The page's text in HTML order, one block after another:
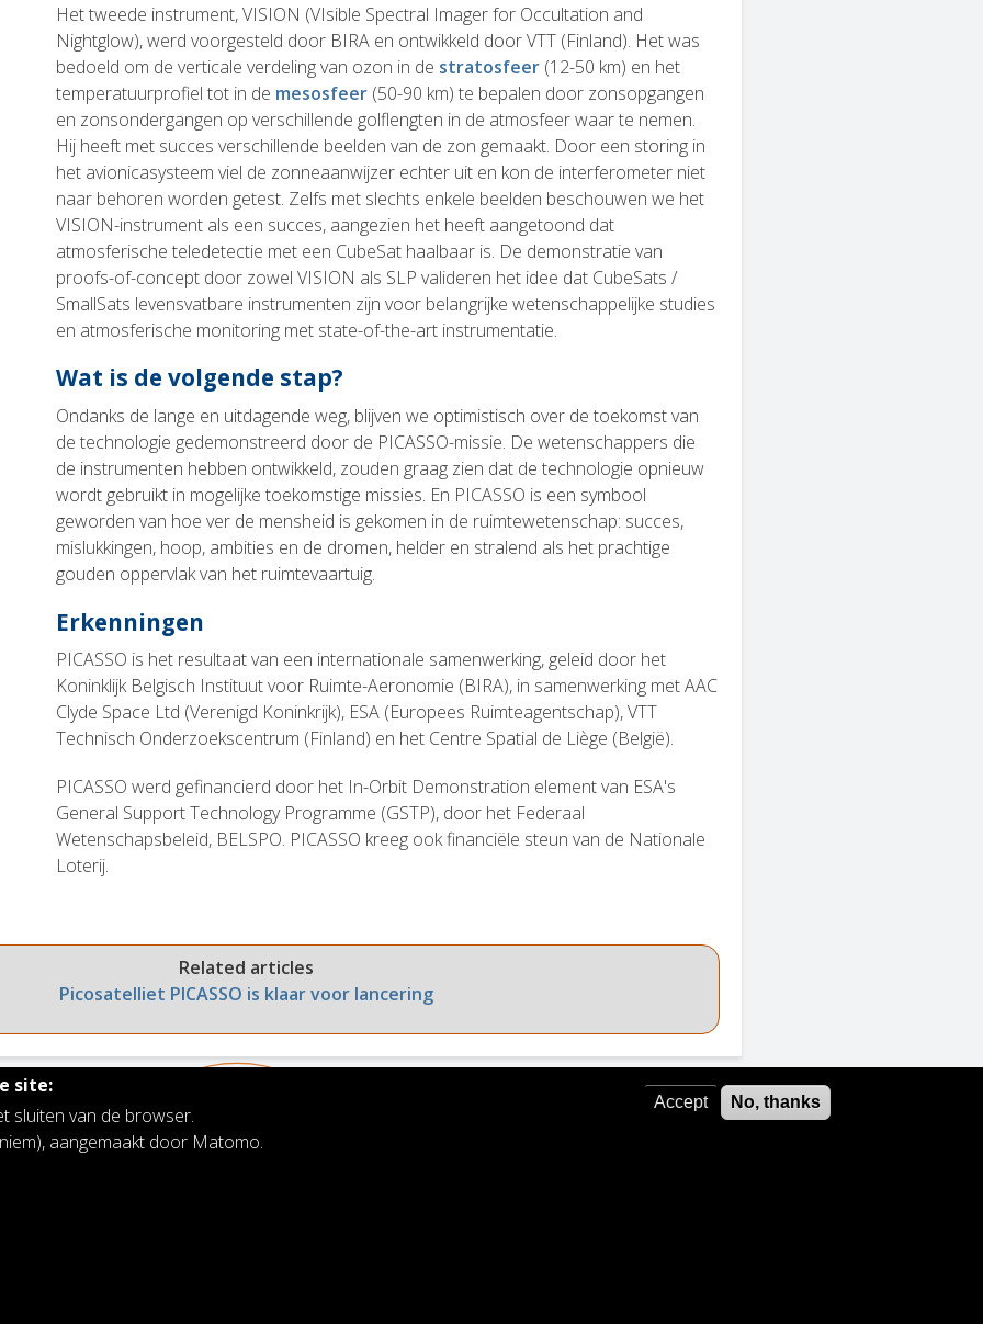
Het tweede instrument, VISION (VIsible Spectral Imager for Occultation and
Nightglow), werd voorgesteld door BIRA en ontwikkeld door VTT (Finland). Het was
bedoeld om de verticale verdeling van ozon in de stratosfeer (12-50 km) en het
temperatuurprofiel tot in de mesosfeer (50-90 km) te bepalen door zonsopgangen
en zonsondergangen op verschillende golflengten in de atmosfeer waar te nemen.
Hij heeft met succes verschillende beelden van de zon gemaakt. Door een storing in
het avionicasysteem viel de zonneaanwijzer echter uit en kon de interferometer niet
naar behoren worden getest. Zelfs met slechts enkele beelden beschouwen we het
VISION-instrument als een succes, aangezien het heeft aangetoond dat
atmosferische teledetectie met een CubeSat haalbaar is. De demonstratie van
proofs-of-concept door zowel VISION als SLP valideren het idee dat CubeSats /
SmallSats levensvatbare instrumenten zijn voor belangrijke wetenschappelijke studies
en atmosferische monitoring met state-of-the-art instrumentatie.
Wat is de volgende stap?
Ondanks de lange en uitdagende weg, blijven we optimistisch over de toekomst van
de technologie gedemonstreerd door de PICASSO-missie. De wetenschappers die
de instrumenten hebben ontwikkeld, zouden graag zien dat de technologie opnieuw
wordt gebruikt in mogelijke toekomstige missies. En PICASSO is een symbool
geworden van hoe ver de mensheid is gekomen in de ruimtewetenschap: succes,
mislukkingen, hoop, ambities en de dromen, helder en stralend als het prachtige
gouden oppervlak van het ruimtevaartuig.
Erkenningen
PICASSO is het resultaat van een internationale samenwerking, geleid door het
Koninklijk Belgisch Instituut voor Ruimte-Aeronomie (BIRA), in samenwerking met AAC
Clyde Space Ltd (Verenigd Koninkrijk), ESA (Europees Ruimteagentschap), VTT
Technisch Onderzoekscentrum (Finland) en het Centre Spatial de Liège (België).
PICASSO werd gefinancierd door het In-Orbit Demonstration element van ESA's
General Support Technology Programme (GSTP), door het Federaal
Wetenschapsbeleid, BELSPO. PICASSO kreeg ook financiële steun van de Nationale
Loterij.
Related articles
Picosatelliet PICASSO is klaar voor lancering
site:
sluiten van de browser.
aangemaakt door Matomo.
Accept No, thanks